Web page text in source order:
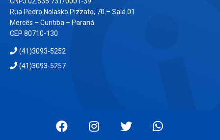
Rua Pedro Nolasko Pizzato, 70 – Sala 01
Mercês – Curitiba – Paraná
CEP 80710-130
(41)3093-5252
(41)3093-5257